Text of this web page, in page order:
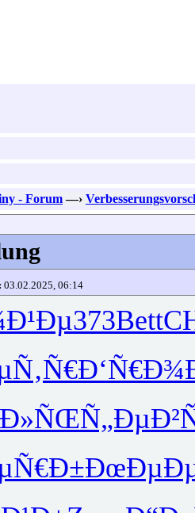
- Forum —›
03.02.2025, 06:14
373Bett